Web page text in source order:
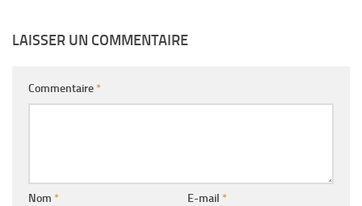
LAISSER UN COMMENTAIRE
Commentaire*
Nom * E-mail *